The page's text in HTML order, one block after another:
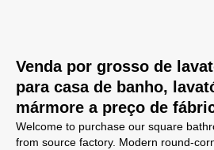
Venda por grosso de
para casa de banho,
mármore a preço de
Welcome to purchase our square
from source factory. Modern round-